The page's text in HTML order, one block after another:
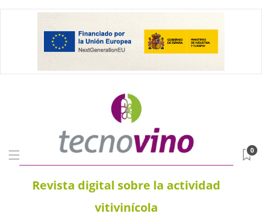
Revista digital sobre la actividad
vitivinícola
0